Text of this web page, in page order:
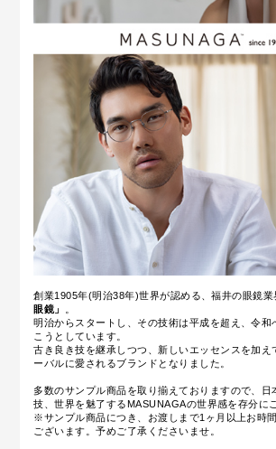
創業1905年(明治38年)世界が認める、福井の眼鏡業
眼鏡」
。
明治からスタートし、その技術は平成を超え、令和
こうとしています。
古き良き技を継承しつつ、新しいエッセンスを加え
ーバルに愛されるブランドとなりました。
多数のサンプル商品を取り揃えておりますので、日
技、世界を魅了するMASUNAGAの世界感を存分に
※サンプル商品につき、お渡しまで1ヶ月以上お時
ございます。予めご了承くださいませ。